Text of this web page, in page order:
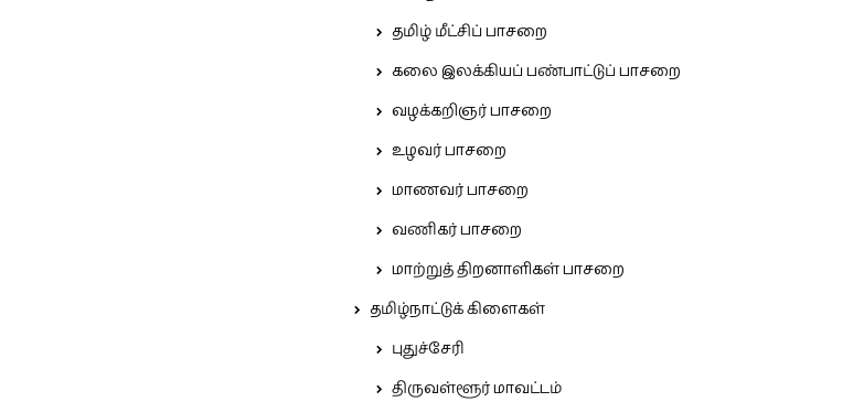
தமிழ் மீட்சிப் பாசறை
கலை இலக்கியப் பண்பாட்டுப் பாசறை
வழக்கறிஞர் பாசறை
உழவர் பாசறை
மாணவர் பாசறை
வணிகர் பாசறை
மாற்றுத் திறனாளிகள் பாசறை
தமிழ்நாட்டுக் கிளைகள்
புதுச்சேரி
திருவள்ளூர் மாவட்டம்